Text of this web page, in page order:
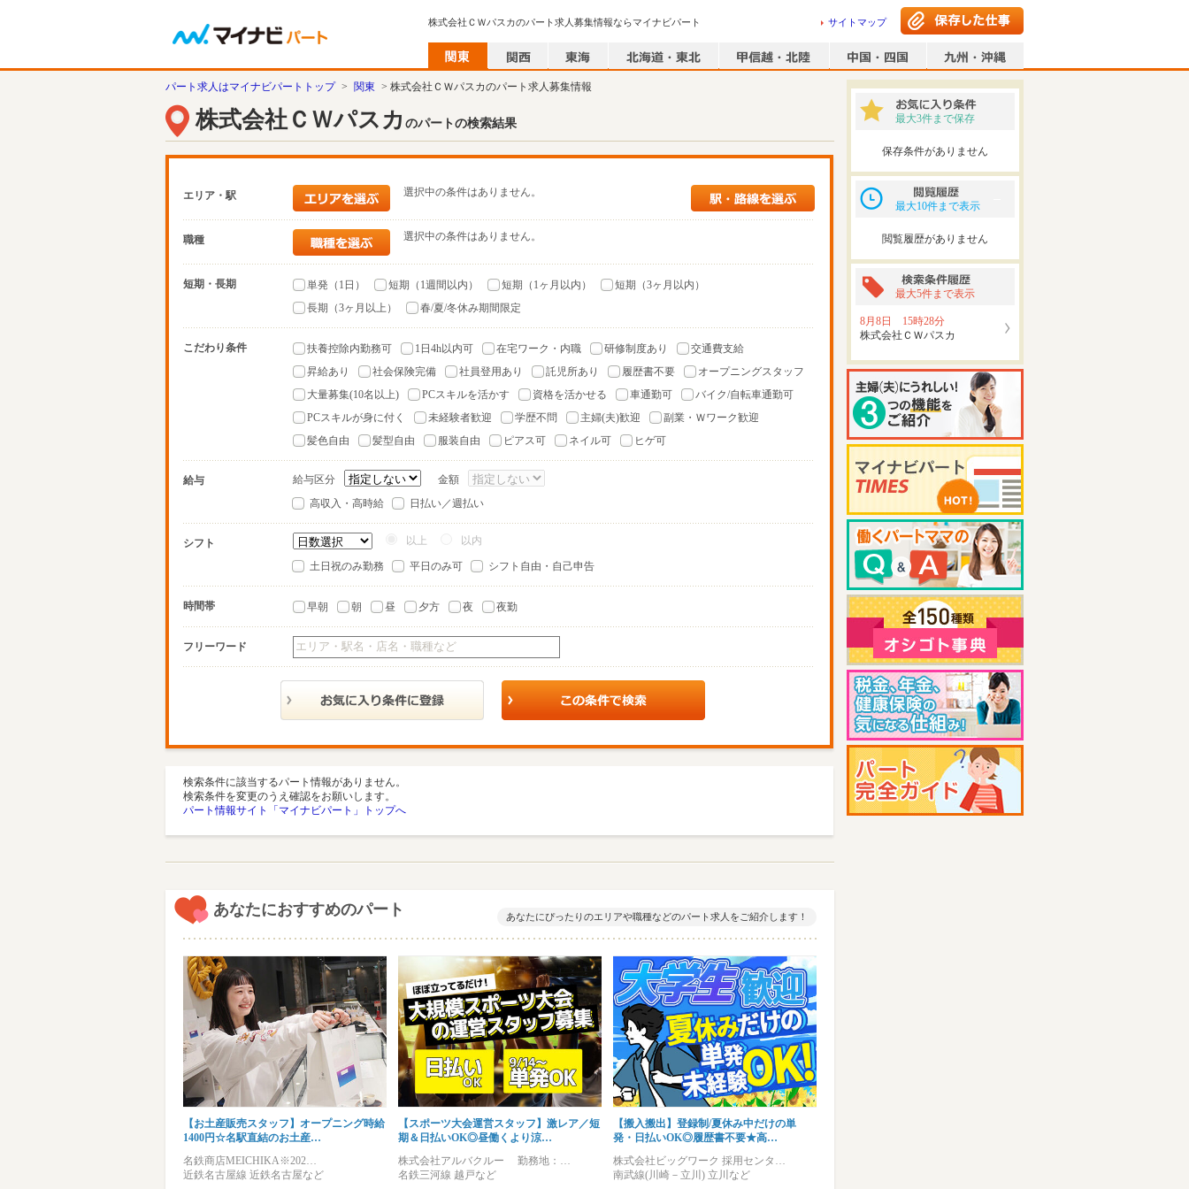
株式会社ＣＷパスカのパート求人募集情報ならマイナビパート サイトマップ
パート求人はマイナビパートトップ > 関東 > 株式会社ＣＷパスカのパート求人募集情報
株式会社ＣＷパスカ のパートの検索結果
エリア・駅 選択中の条件はありません。
職種 選択中の条件はありません。
短期・長期 単発（1日） 短期（1週間以内） 短期（1ヶ月以内）
短期（3ヶ月以内）
長期（3ヶ月以上）
春/夏/冬休み期間限定
こだわり条件 扶養控除内勤務可 1日4h以内可 在宅ワーク・内職 研修制度あり
交通費支給
昇給あり
社会保険完備 社員登用あり 託児所あり 履歴書不要
オープニングスタッフ
大量募集(10名以上)
PCスキルを活かす 資格を活かせる 車通勤可
バイク/自転車通勤可
PCスキルが身に付く
未経験者歓迎 学歴不問 主婦(夫)歓迎
副業・Ｗワーク歓迎
髪色自由
髪型自由 服装自由 ピアス可 ネイル可 ヒゲ可
給与 給与区分
金額
高収入・高時給
日払い／週払い
シフト 以上 以内
土日祝のみ勤務 平日のみ可 シフト自由・自己申告
時間帯 早朝 朝 昼 夕方 夜 夜勤
フリーワード
検索条件に該当するパート情報がありません。
検索条件を変更のうえ確認をお願いします。
パート情報サイト「マイナビパート」トップへ
あなたにおすすめのパート あなたにぴったりのエリアや職種などのパート求人をご紹介します！
【お土産販売スタッフ】オープニング時給
1400円☆名駅直結のお土産…
名鉄商店MEICHIKA※202…
近鉄名古屋線 近鉄名古屋など
【スポーツ大会運営スタッフ】激レア／短
期＆日払いOK◎昼働くより涼…
株式会社アルバクルー 勤務地：…
名鉄三河線 越戸など
【搬入搬出】登録制/夏休み中だけの単
発・日払いOK◎履歴書不要★高…
株式会社ビッグワーク 採用センタ…
南武線(川崎－立川) 立川など
最大3件まで保存
保存条件がありません
最大10件まで表示
閲覧履歴がありません
最大5件まで表示
8月8日 15時28分
株式会社ＣＷパスカ